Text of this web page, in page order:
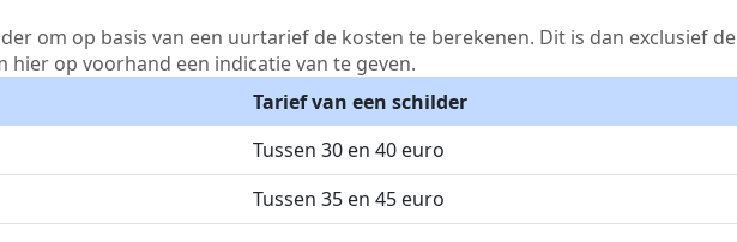
om op basis van een uurtarief de kosten te berekenen. Dit is dan exclusief de
hier op voorhand een indicatie van te geven.
Tarief van een schilder
Tussen 30 en 40 euro
Tussen 35 en 45 euro